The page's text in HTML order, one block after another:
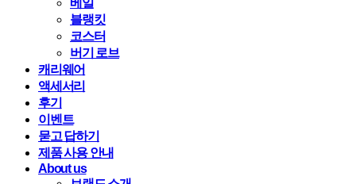
베일
블랭킷
코스터
버기 로브
캐리웨어
액세서리
후기
이벤트
묻고 답하기
제품 사용 안내
About us